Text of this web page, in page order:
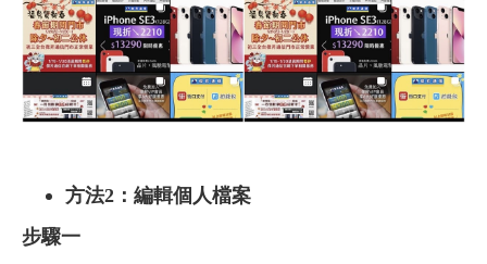
方法2：編輯個人檔案
步驟一